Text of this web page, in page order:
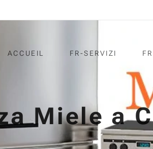
ACCUEIL FR-SERVIZI
Miele a